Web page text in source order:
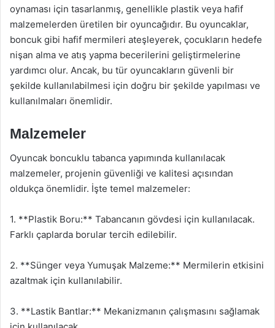
oynaması için tasarlanmış, genellikle plastik veya hafif
malzemelerden üretilen bir oyuncağıdır. Bu oyuncaklar,
boncuk gibi hafif mermileri ateşleyerek, çocukların hedefe
nişan alma ve atış yapma becerilerini geliştirmelerine
yardımcı olur. Ancak, bu tür oyuncakların güvenli bir
şekilde kullanılabilmesi için doğru bir şekilde yapılması ve
kullanılmaları önemlidir.
Malzemeler
Oyuncak boncuklu tabanca yapımında kullanılacak
malzemeler, projenin güvenliği ve kalitesi açısından
oldukça önemlidir. İşte temel malzemeler:
1. **Plastik Boru:** Tabancanın gövdesi için kullanılacak.
Farklı çaplarda borular tercih edilebilir.
2. **Sünger veya Yumuşak Malzeme:** Mermilerin etkisini
azaltmak için kullanılabilir.
3. **Lastik Bantlar:** Mekanizmanın çalışmasını sağlamak